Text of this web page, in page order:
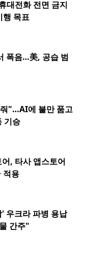
대전화 전면 금지
목표
폭음…美, 공습 범
"…AI에 불만 품고
기승
, 타사 앱스토어
적용
우크라 파병 용납
간주"